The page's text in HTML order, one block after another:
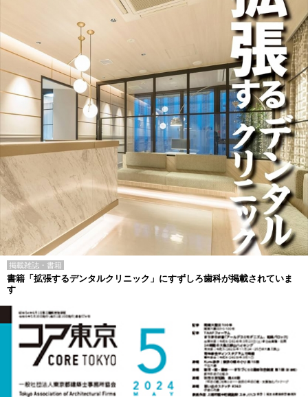
掲載雑誌・書籍
書籍「拡張するデンタルクリニック」にすずしろ歯科が掲載されていま
す